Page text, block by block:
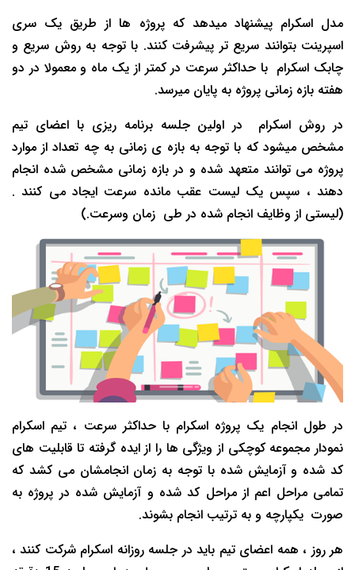
مدل اسکرام پیشنهاد میدهد که پروژه ها از طریق یک سری
اسپرینت بتوانند سریع تر پیشرفت کنند. با توجه به روش سریع و
چابک اسکرام با حداکثر سرعت در کمتر از یک ماه و معمولا در دو
هفته بازه زمانی پروژه به پایان میرسد.
در روش اسکرام در اولین جلسه برنامه ریزی با اعضای تیم
مشخص میشود که با توجه به بازه ی زمانی به چه تعداد از موارد
پروژه می توانند متعهد شده و در بازه زمانی مشخص شده انجام
دهند ، سپس یک لیست عقب مانده سرعت ایجاد می کنند .
(لیستی از وظایف انجام شده در طی زمان وسرعت.)
در طول انجام یک پروژه اسکرام با حداکثر سرعت ، تیم اسکرام
نمودار مجموعه کوچکی از ویژگی ها را از ایده گرفته تا قابلیت های
کد شده و آزمایش شده با توجه به زمان انجامشان می کشد که
تمامی مراحل اعم از مراحل کد شده و آزمایش شده در پروژه به
صورت یکپارچه و به ترتیب انجام بشوند.
هر روز ، همه اعضای تیم باید در جلسه روزانه اسکرام شرکت کنند ،